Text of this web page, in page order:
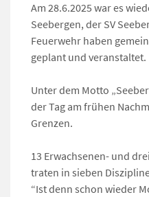
Am 28.6.2025 war es
Seebergen, der SV
Feuerwehr haben
geplant und veranstaltet.
Unter dem Motto
der Tag am frühen
Grenzen.
13 Erwachsenen- und
traten in sieben
“Ist denn schon wieder